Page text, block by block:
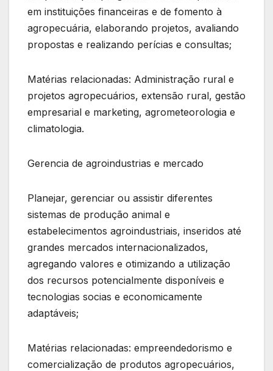
em instituições financeiras e de fomento à
agropecuária, elaborando projetos, avaliando
propostas e realizando perícias e consultas;
Matérias relacionadas: Administração rural e
projetos agropecuários, extensão rural, gestão
empresarial e marketing, agrometeorologia e
climatologia.
Gerencia de agroindustrias e mercado
Planejar, gerenciar ou assistir diferentes
sistemas de produção animal e
estabelecimentos agroindustriais, inseridos até
grandes mercados internacionalizados,
agregando valores e otimizando a utilização
dos recursos potencialmente disponíveis e
tecnologias socias e economicamente
adaptáveis;
Matérias relacionadas: empreendedorismo e
comercialização de produtos agropecuários,